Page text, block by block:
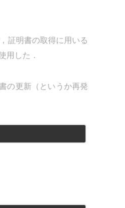
証明書の取得に用いる
用した．
の更新（というか再発